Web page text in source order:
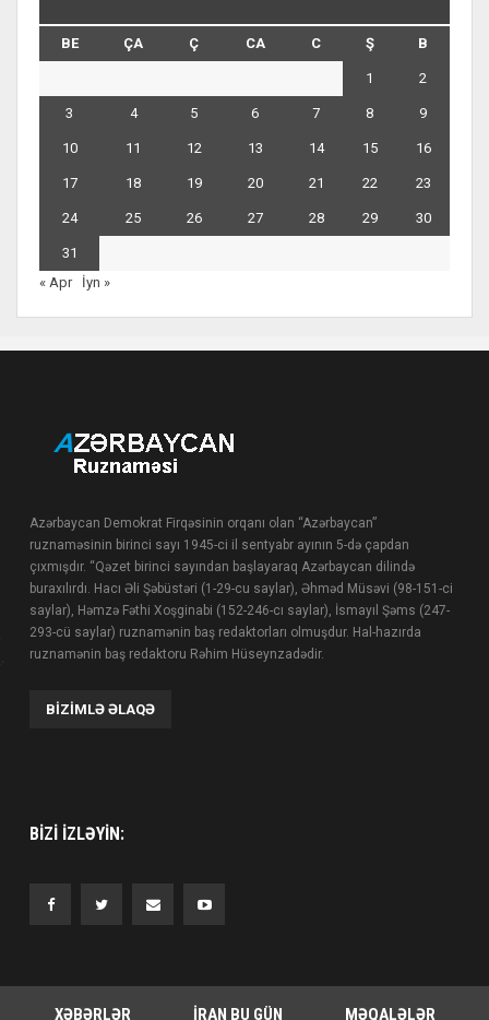
BE ÇA Ç CA C Ş B
1 2
3 4 5 6 7 8 9
10 11 12 13 14 15 16
17 18 19 20 21 22 23
24 25 26 27 28 29 30
31
« Apr
İyn »
Azərbaycan Demokrat Firqəsinin orqanı olan “Azərbaycan”
ruznaməsinin birinci sayı 1945-ci il sentyabr ayının 5-də çapdan
çıxmışdır. “Qəzet birinci sayından başlayaraq Azərbaycan dilində
buraxılırdı. Hacı Əli Şəbüstəri (1-29-cu saylar), Əhməd Müsəvi (98-151-ci
saylar), Həmzə Fəthi Xoşginabi (152-246-cı saylar), İsmayıl Şəms (247-
293-cü saylar) ruznamənin baş redaktorları olmuşdur. Hal-hazırda
ruznamənin baş redaktoru Rəhim Hüseynzadədir.
BIZIMLƏ ƏLAQƏ
BIZI IZLƏYIN:
XƏBƏRLƏR İRAN BU GÜN MƏQALƏLƏR